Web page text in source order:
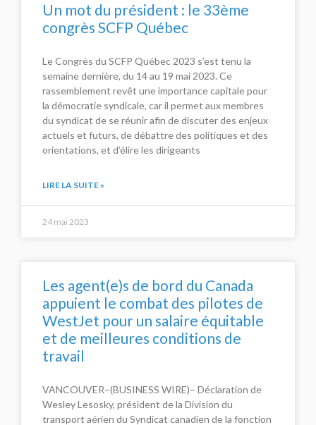
Un mot du président : le 33ème
congrès SCFP Québec
Le Congrès du SCFP Québec 2023 s’est tenu la
semaine dernière, du 14 au 19 mai 2023. Ce
rassemblement revêt une importance capitale pour
la démocratie syndicale, car il permet aux membres
du syndicat de se réunir afin de discuter des enjeux
actuels et futurs, de débattre des politiques et des
orientations, et d’élire les dirigeants
LIRE LA SUITE »
24 mai 2023
Les agent(e)s de bord du Canada
appuient le combat des pilotes de
WestJet pour un salaire équitable
et de meilleures conditions de
travail
VANCOUVER–(BUSINESS WIRE)– Déclaration de
Wesley Lesosky, président de la Division du
transport aérien du Syndicat canadien de la fonction